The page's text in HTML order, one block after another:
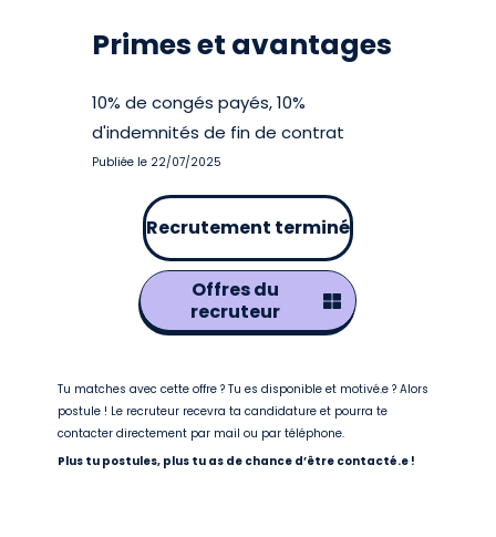
Primes et avantages
10% de congés payés, 10%
d'indemnités de fin de contrat
Publiée le 22/07/2025
Recrutement terminé
Offres du
recruteur
Tu matches avec cette offre ? Tu es disponible et motivé.e ? Alors
postule ! Le recruteur recevra ta candidature et pourra te
contacter directement par mail ou par téléphone.
Plus tu postules, plus tu as de chance d’être contacté.e !